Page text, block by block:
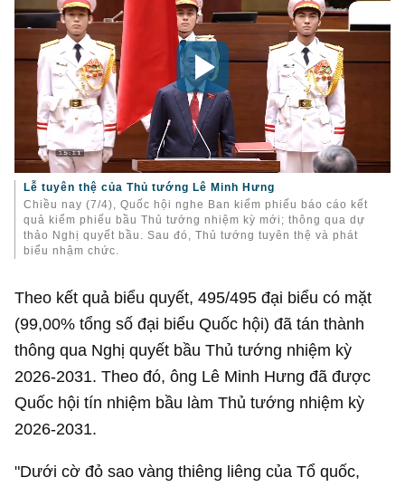
Lễ tuyên thệ của Thủ tướng Lê Minh Hưng
Chiều nay (7/4), Quốc hội nghe Ban kiểm phiếu báo cáo kết
quả kiểm phiếu bầu Thủ tướng nhiệm kỳ mới; thông qua dự
thảo Nghị quyết bầu. Sau đó, Thủ tướng tuyên thệ và phát
biểu nhậm chức.
Theo kết quả biểu quyết, 495/495 đại biểu có mặt
(99,00% tổng số đại biểu Quốc hội) đã tán thành
thông qua Nghị quyết bầu Thủ tướng nhiệm kỳ
2026-2031. Theo đó, ông Lê Minh Hưng đã được
Quốc hội tín nhiệm bầu làm Thủ tướng nhiệm kỳ
2026-2031.
"Dưới cờ đỏ sao vàng thiêng liêng của Tổ quốc,